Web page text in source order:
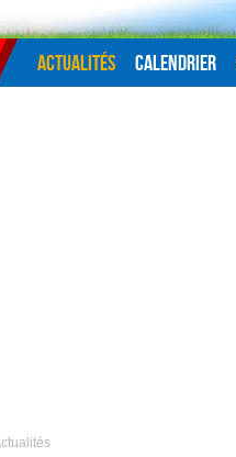
Actualités Calendrier